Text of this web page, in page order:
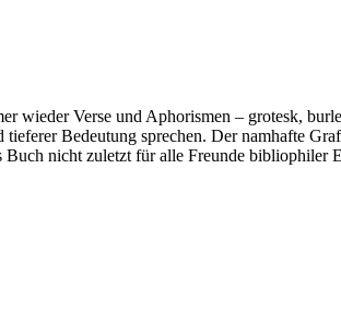
wieder Verse und Aphorismen – grotesk,
Bedeutung sprechen. Der namhafte
nicht zuletzt für alle Freunde bibliophiler